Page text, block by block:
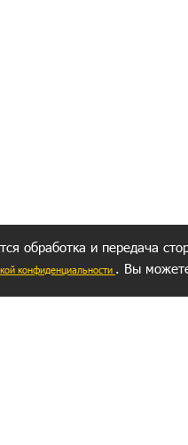
обработка и передача
конфиденциальности . Вы